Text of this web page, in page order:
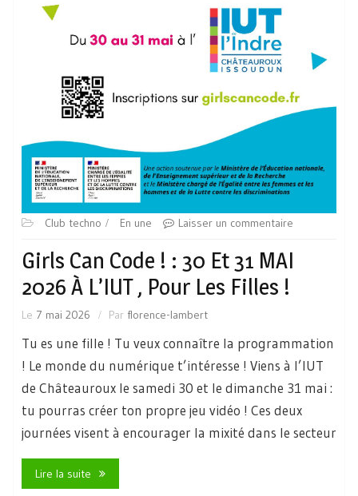
Club techno En une Laisser un commentaire
Girls Can Code ! : 30 Et 31 MAI
2026 À L’IUT , Pour Les Filles !
Le 7 mai 2026 Par florence-lambert
Tu es une fille ! Tu veux connaître la programmation
! Le monde du numérique t’intéresse ! Viens à l’IUT
de Châteauroux le samedi 30 et le dimanche 31 mai :
tu pourras créer ton propre jeu vidéo ! Ces deux
journées visent à encourager la mixité dans le secteur
Lire la suite